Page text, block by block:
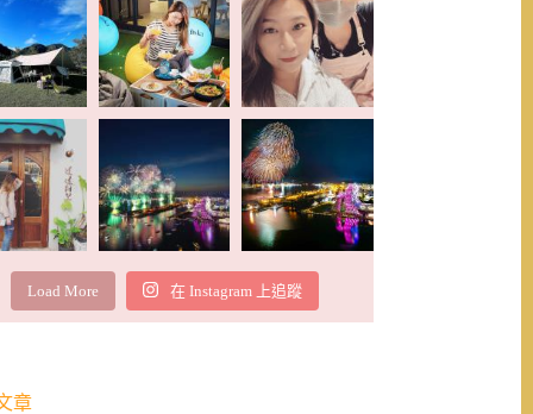
Load More 在 Instagram 上追蹤
章